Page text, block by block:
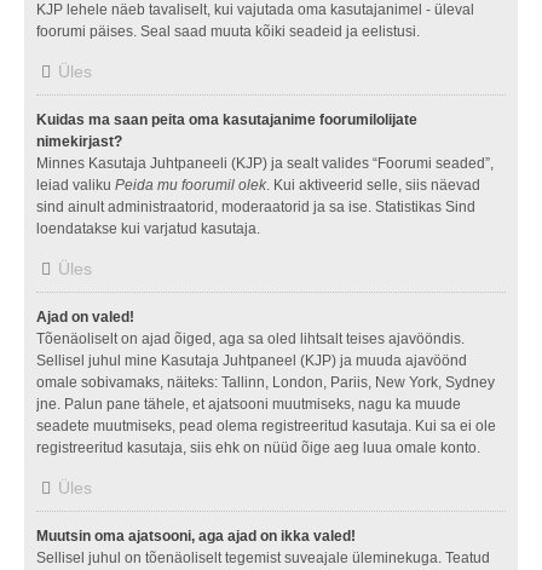
KJP lehele näeb tavaliselt, kui vajutada oma kasutajanimel - üleval
foorumi päises. Seal saad muuta kõiki seadeid ja eelistusi.
Üles
Kuidas ma saan peita oma kasutajanime foorumilolijate
nimekirjast?
Minnes Kasutaja Juhtpaneeli (KJP) ja sealt valides “Foorumi seaded”,
leiad valiku Peida mu foorumil olek. Kui aktiveerid selle, siis näevad
sind ainult administraatorid, moderaatorid ja sa ise. Statistikas Sind
loendatakse kui varjatud kasutaja.
Üles
Ajad on valed!
Tõenäoliselt on ajad õiged, aga sa oled lihtsalt teises ajavööndis.
Sellisel juhul mine Kasutaja Juhtpaneel (KJP) ja muuda ajavöönd
omale sobivamaks, näiteks: Tallinn, London, Pariis, New York, Sydney
jne. Palun pane tähele, et ajatsooni muutmiseks, nagu ka muude
seadete muutmiseks, pead olema registreeritud kasutaja. Kui sa ei ole
registreeritud kasutaja, siis ehk on nüüd õige aeg luua omale konto.
Üles
Muutsin oma ajatsooni, aga ajad on ikka valed!
Sellisel juhul on tõenäoliselt tegemist suveajale üleminekuga. Teatud